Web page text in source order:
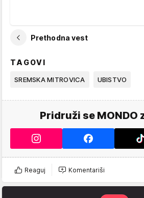
Prethodna vest
TAGOVI
SREMSKA MITROVICA UBISTVO
Pridruži se MONDO
Reaguj Komentariši